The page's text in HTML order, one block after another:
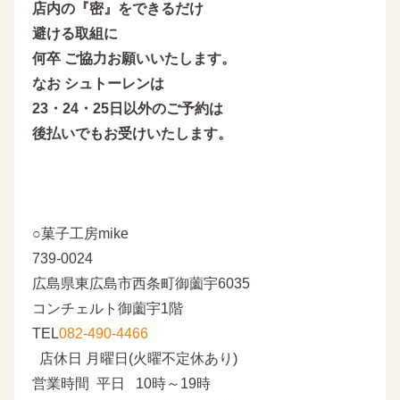
店内の『密』をできるだけ
避ける取組に
何卒 ご協力お願いいたします。
なお シュトーレンは
23・24・25日以外のご予約は
後払いでもお受けいたします。
○菓子工房mike
739-0024
広島県東広島市西条町御薗宇6035
コンチェルト御薗宇1階
TEL082-490-4466
店休日 月曜日(火曜不定休あり)
営業時間 平日 10時～19時